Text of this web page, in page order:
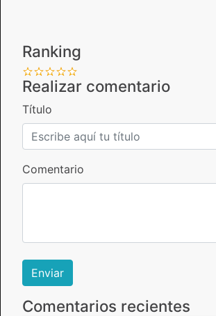
Ranking
Realizar comentario
Título
Comentario
Comentarios recientes